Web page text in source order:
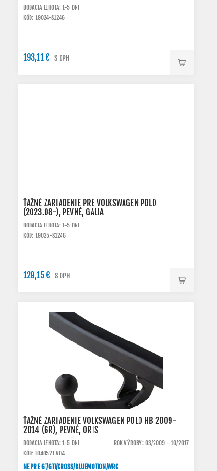
DODACIA LEHOTA: 1-5 DNI
KÓD: 19024-S1246
193,11 € S DPH
ŤAŽNÉ ZARIADENIE PRE VOLKSWAGEN POLO
(2023.08-), PEVNÉ, GALIA
DODACIA LEHOTA: 1-5 DNI
KÓD: 19025-S1246
129,15 € S DPH
ŤAŽNÉ ZARIADENIE VOLKSWAGEN POLO HB 2009-
2014 (6R), PEVNÉ, ORIS
DODACIA LEHOTA: 1-5 DNI
ROK VÝROBY: 03/2009 - 10/2017
KÓD: L040521.VO4
NE PRE GT/GTI/CROSS/BLUEMOTION/WRC